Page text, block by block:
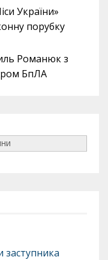
України»
порубку
Романюк з
БпЛА